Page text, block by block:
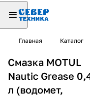
Главная Каталог
Смазка MOTUL
Nautic Grease
л (водомет,